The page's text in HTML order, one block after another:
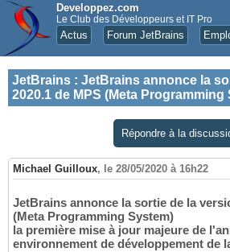
Developpez.com
Le Club des Développeurs et IT Pro
Actus Forum JetBrains
JetBrains : JetBrains annonce la
2020.1 de MPS (Meta Programming
Répondre à la
Michael Guilloux, le 28/05/2020 à 16h22
JetBrains annonce la sortie de la
(Meta Programming System)
la première mise à jour majeure de
environnement de développement de